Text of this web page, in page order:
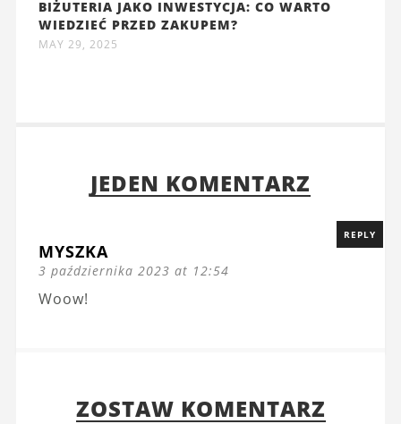
BIŻUTERIA JAKO INWESTYCJA: CO WARTO
WIEDZIEĆ PRZED ZAKUPEM?
MAY 29, 2025
JEDEN KOMENTARZ
MYSZKA
3 października 2023 at 12:54
REPLY
Woow!
ZOSTAW KOMENTARZ